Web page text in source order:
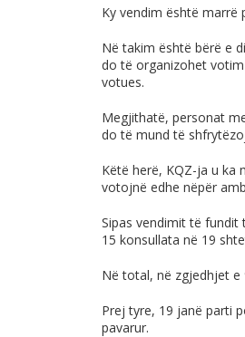
Ky vendim është
Në takim është bërë e
do të organizohet
votues.
Megjithatë, personat
do të mund të
Këtë herë, KQZ-ja u ka
votojnë edhe nëpër
Sipas vendimit të fundit
15 konsullata në 19
Në total, në zgjedhjet
Prej tyre, 19 janë parti
pavarur.